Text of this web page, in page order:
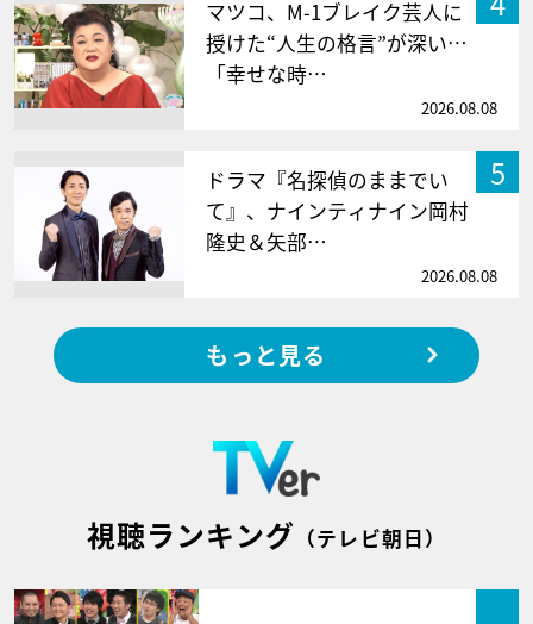
マツコ、M-1ブレイク芸人に
授けた“人生の格言”が深い…
「幸せな時…
2026.08.08
5
ドラマ『名探偵のままでい
て』、ナインティナイン岡村
隆史＆矢部…
2026.08.08
もっと見る
視聴ランキング （テレビ朝日）